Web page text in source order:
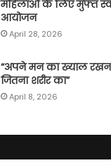
महिलाओं के लिए मुफ्त
आयोजन
April 28, 2026
“अपने मन का ख्याल रखना
जितना शरीर का”
April 8, 2026